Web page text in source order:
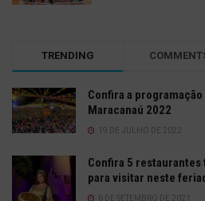
TRENDING
Confira a
Maracanaú 2022
19 DE JULHO DE 2022
Confira 5
para visitar neste
6 DE SETEMBRO DE 2021